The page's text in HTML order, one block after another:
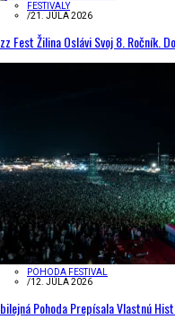
FESTIVALY
/21. JÚLA 2026
Fest Žilina Oslávi Svoj 8. Ročník.
POHODA FESTIVAL
/12. JÚLA 2026
Pohoda Prepísala Vlastnú